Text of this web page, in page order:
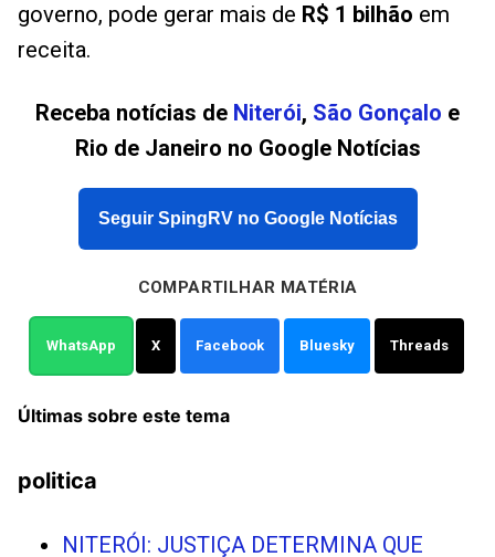
governo, pode gerar mais de R$ 1 bilhão em
receita.
Receba notícias de Niterói, São Gonçalo e
Rio de Janeiro no Google Notícias
Seguir SpingRV no Google Notícias
COMPARTILHAR MATÉRIA
WhatsApp X Facebook Bluesky Threads
Últimas sobre este tema
politica
NITERÓI: JUSTIÇA DETERMINA QUE